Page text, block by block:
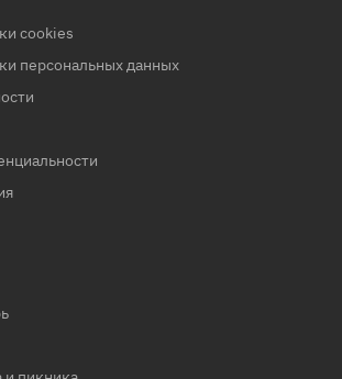
cookies
персональных данных